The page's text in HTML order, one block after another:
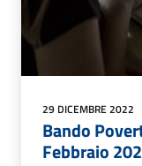
29 DICEMBRE 2022
Bando
Febbraio